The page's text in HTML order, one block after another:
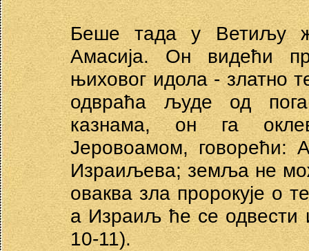
Беше тада у Ветиљу
Амасија. Он видећи
њиховог идола - златно
одвраћа људе од
казнама, он га
Јеровоамом, говорећи:
Израиљева; земља не
оваква зла пророкује о
а Израиљ ће се одвести
10-11).